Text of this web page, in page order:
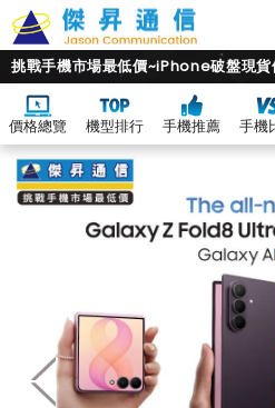
挑戰手機市場最低價~iPhone破盤現貨
價格總覽 機型排行 手機推薦 手機